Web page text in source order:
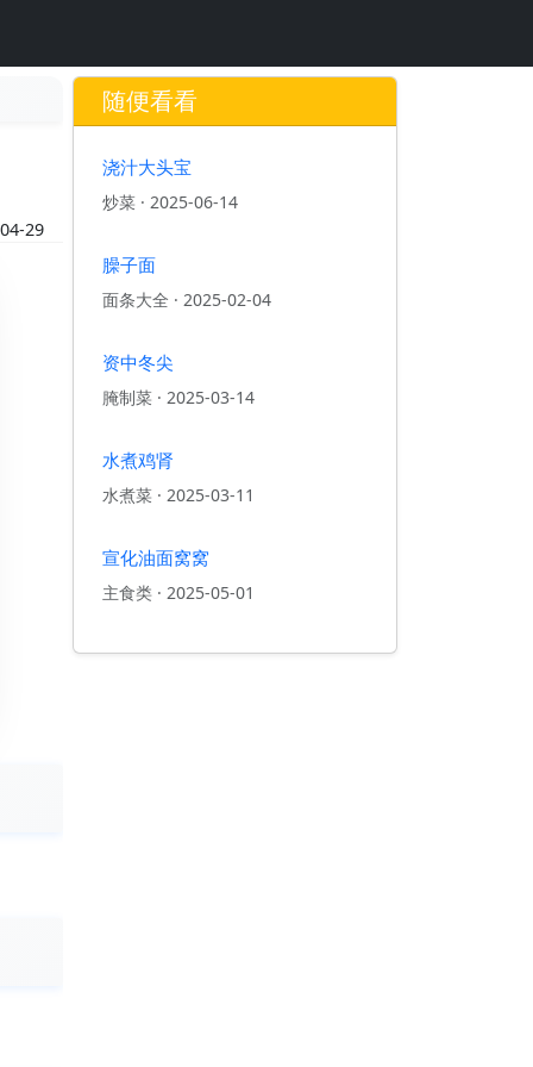
29
随便看看
浇汁大头宝
炒菜 · 2025-06-14
臊子面
面条大全 · 2025-02-04
资中冬尖
腌制菜 · 2025-03-14
水煮鸡肾
水煮菜 · 2025-03-11
宣化油面窝窝
主食类 · 2025-05-01